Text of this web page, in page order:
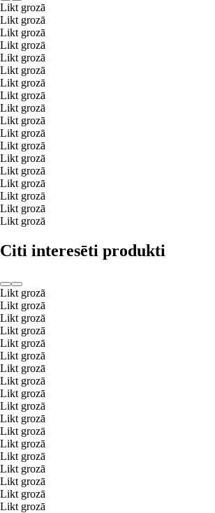
Likt grozā
Likt grozā
Likt grozā
Likt grozā
Likt grozā
Likt grozā
Likt grozā
Likt grozā
Likt grozā
Likt grozā
Likt grozā
Likt grozā
Likt grozā
Likt grozā
Likt grozā
Likt grozā
Likt grozā
Likt grozā
Citi interesēti produkti
Likt grozā
Likt grozā
Likt grozā
Likt grozā
Likt grozā
Likt grozā
Likt grozā
Likt grozā
Likt grozā
Likt grozā
Likt grozā
Likt grozā
Likt grozā
Likt grozā
Likt grozā
Likt grozā
Likt grozā
Likt grozā